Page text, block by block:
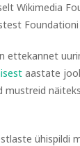
Wikimedia
ettekannet
aastate
mustreid
ühispildi